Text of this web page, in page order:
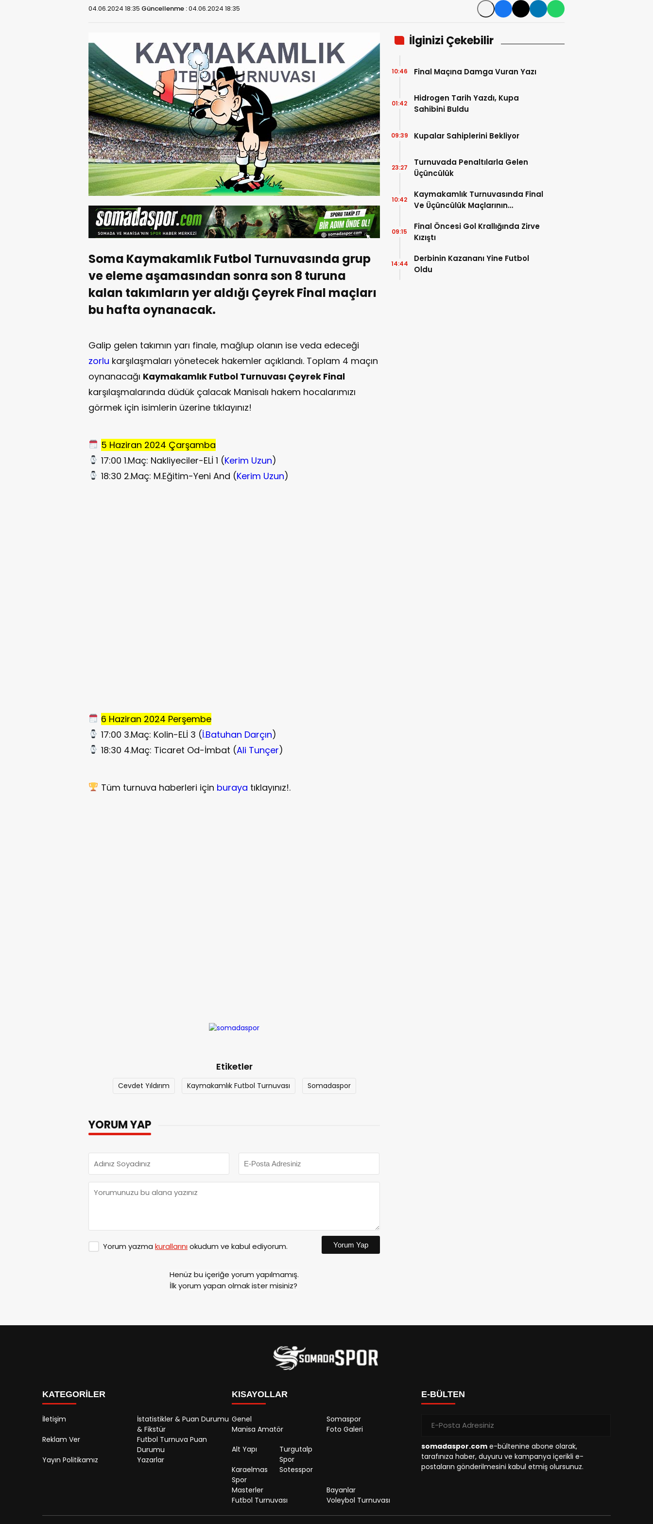
04.06.2024 18:35 Güncellenme :04.06.2024 18:35
Soma Kaymakamlık Futbol Turnuvasında grup
ve eleme aşamasından sonra son 8 turuna
kalan takımların yer aldığı Çeyrek Final maçları
bu hafta oynanacak.
Galip gelen takımın yarı finale, mağlup olanın ise veda edeceği
zorlu karşılaşmaları yönetecek hakemler açıklandı. Toplam 4 maçın
oynanacağı Kaymakamlık Futbol Turnuvası Çeyrek Final
karşılaşmalarında düdük çalacak Manisalı hakem hocalarımızı
görmek için isimlerin üzerine tıklayınız!
5 Haziran 2024 Çarşamba
17:00 1.Maç: Nakliyeciler-ELİ 1 (Kerim Uzun)
18:30 2.Maç: M.Eğitim-Yeni And (Kerim Uzun)
6 Haziran 2024 Perşembe
17:00 3.Maç: Kolin-ELİ 3 (İ.Batuhan Darçın)
18:30 4.Maç: Ticaret Od-İmbat (Ali Tunçer)
Tüm turnuva haberleri için buraya tıklayınız!.
Etiketler
Cevdet Yıldırım Kaymakamlık Futbol Turnuvası Somadaspor
YORUM YAP
Yorum yazma kurallarınıokudum ve kabul ediyorum. Yorum Yap
Henüz bu içeriğe yorum yapılmamış.
İlk yorum yapan olmak ister misiniz?
İlginizi Çekebilir
Final Maçına Damga Vuran Yazı
10:46
Hidrogen Tarih Yazdı, Kupa
Sahibini Buldu
01:42
Kupalar Sahiplerini Bekliyor
09:39
Turnuvada Penaltılarla Gelen
Üçüncülük
23:27
Kaymakamlık Turnuvasında Final
Ve Üçüncülük Maçlarının
10:42
Final Öncesi Gol Krallığında Zirve
Kızıştı
09:15
Derbinin Kazananı Yine Futbol
Oldu
14:44
KATEGORİLER
İletişim
İstatistikler & Puan Durumu
& Fikstür
Reklam Ver
Futbol Turnuva Puan
Durumu
Yayın Politikamız
Yazarlar
KISAYOLLAR
Genel
Somaspor
Manisa Amatör
Alt Yapı
Turgutalp
Spor
Karaelmas
Spor
Sotesspor
Foto Galeri
Masterler
Bayanlar
Futbol Turnuvası
Voleybol Turnuvası
E-BÜLTEN
somadaspor.com e-bültenine abone olarak,
tarafınıza haber, duyuru ve kampanya içerikli e-
postaların gönderilmesini kabul etmiş olursunuz.